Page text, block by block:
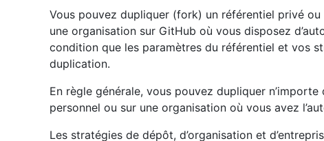
Vous pouvez dupliquer (fork) un référentiel privé
une organisation sur GitHub où vous disposez
condition que les paramètres du référentiel et vos
duplication.
En règle générale, vous pouvez dupliquer
personnel ou sur une organisation où vous avez
Les stratégies de dépôt, d’organisation et